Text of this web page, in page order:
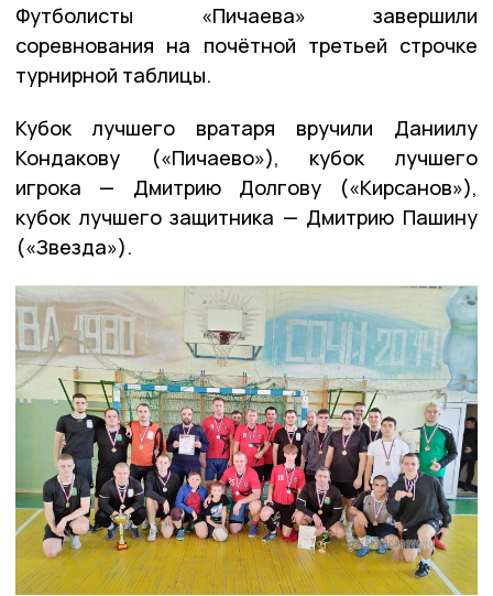
Футболисты «Пичаева» завершили
соревнования на почётной третьей строчке
турнирной таблицы.
Кубок лучшего вратаря вручили Даниилу
Кондакову («Пичаево»), кубок лучшего
игрока — Дмитрию Долгову («Кирсанов»),
кубок лучшего защитника — Дмитрию Пашину
(«Звезда»).